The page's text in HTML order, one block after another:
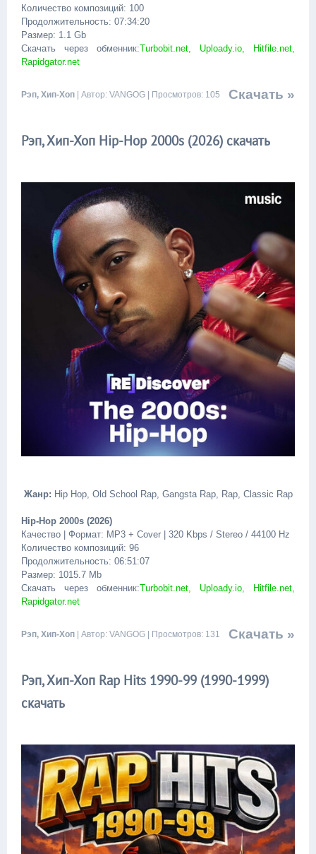
Количество композиций: 100
Продолжительность: 07:34:20
Размер: 1.1 Gb
Скачать через обменник:Turbobit.net, Uploady.io, Hitfile.net,
Rapidgator.net
Скачать »
Рэп, Хип-Хоп | Автор: VANGOG | Просмотров: 105
Рэп, Хип-Хоп Hip-Hop 2000s (2026) скачать
Жанр: Hip Hop, Old School Rap, Gangsta Rap, Rap, Classic Rap
Hip-Hop 2000s (2026)
Качество | Формат: MP3 + Cover | 320 Kbps / Stereo / 44100 Hz
Количество композиций: 96
Продолжительность: 06:51:07
Размер: 1015.7 Mb
Скачать через обменник:Turbobit.net, Uploady.io, Hitfile.net,
Rapidgator.net
Скачать »
Рэп, Хип-Хоп | Автор: VANGOG | Просмотров: 131
Рэп, Хип-Хоп Rap Hits 1990-99 (1990-1999)
скачать